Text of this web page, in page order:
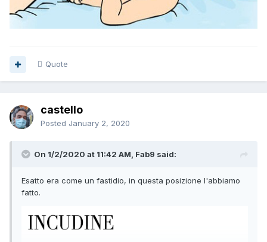
Quote
castello
Posted January 2, 2020
On 1/2/2020 at 11:42 AM, Fab9 said:
Esatto era come un fastidio, in questa posizione l'abbiamo
fatto.